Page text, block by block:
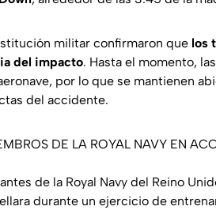
militar confirmaron que los
del impacto. Hasta el momento,
por lo que se mantienen
del accidente.
DE LA ROYAL NAVY EN
de la Royal Navy del Reino
durante un ejercicio de